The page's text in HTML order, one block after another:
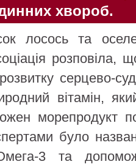
хвороб.
лосось та
серцево-
вітамін,
морепродукт
було
3 та